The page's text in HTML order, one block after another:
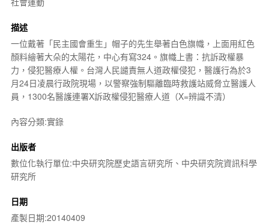
描述
一位戴著「民主國會重生」帽子的先生舉著白色旗幟，上面用紅色
顏料繪著大朵的太陽花，中心有寫324。旗幟上書：抗訴政權暴
力，侵犯醫療人權。台灣人民譴責無人道政權侵犯，醫護行為於3
月24日凌晨行政院現場，以警察強制驅離臨時救護站威脅立醫護人
員，1300名醫護連署X訴政權侵犯醫療人道（X=辨識不清）
內容分類:實錄
出版者
數位化執行單位:中央研究院歷史語言研究所、中央研究院資訊科學
研究所
日期
產製日期:20140409